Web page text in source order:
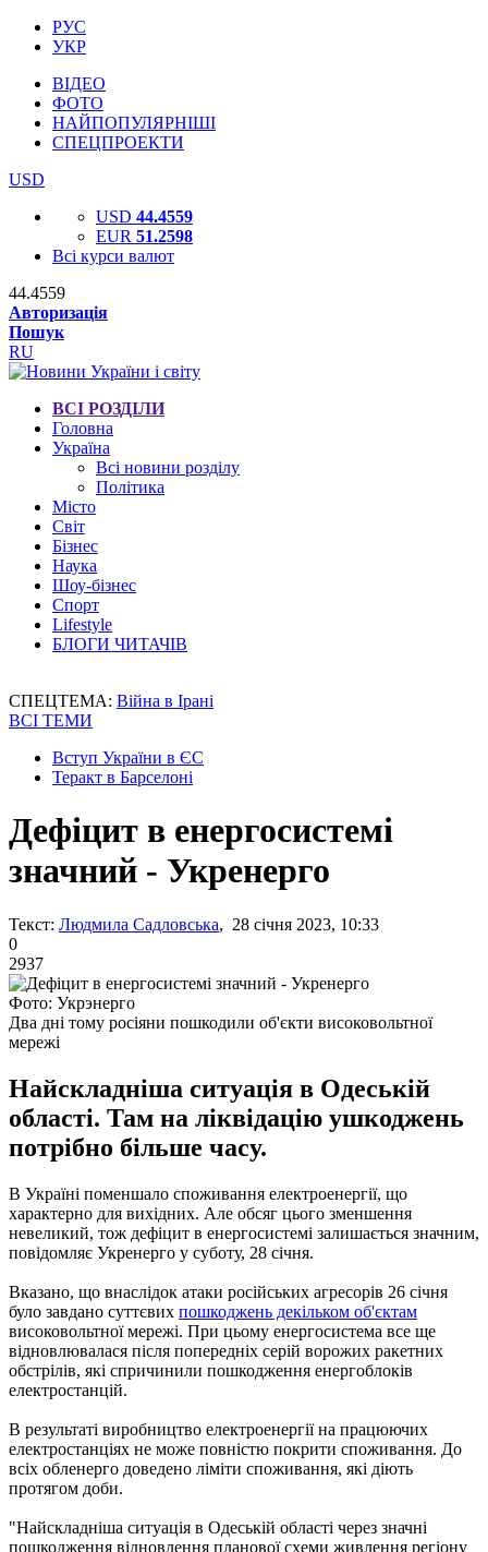
РУС
УКР
ВІДЕО
ФОТО
НАЙПОПУЛЯРНІШІ
СПЕЦПРОЕКТИ
USD
USD 44.4559
EUR 51.2598
Всі курси валют
44.4559
Авторизація
Пошук
RU
ВСІ РОЗДІЛИ
Головна
Україна
Всі новини розділу
Політика
Місто
Світ
Бізнес
Наука
Шоу-бізнес
Спорт
Lifestyle
БЛОГИ ЧИТАЧІВ
СПЕЦТЕМА: Війна в Ірані
ВСІ ТЕМИ
Вступ України в ЄС
Теракт в Барселоні
Дефіцит в енергосистемі
значний - Укренерго
Текст: Людмила Садловська, 28 січня 2023, 10:33
0
2937
Фото: Укрэнерго
Два дні тому росіяни пошкодили об'єкти високовольтної
мережі
Найскладніша ситуація в Одеській
області. Там на ліквідацію ушкоджень
потрібно більше часу.
В Україні поменшало споживання електроенергії, що
характерно для вихідних. Але обсяг цього зменшення
невеликий, тож дефіцит в енергосистемі залишається значним,
повідомляє Укренерго у суботу, 28 січня.
Вказано, що внаслідок атаки російських агресорів 26 січня
було завдано суттєвих пошкоджень декільком об'єктам
високовольтної мережі. При цьому енергосистема все ще
відновлювалася після попередніх серій ворожих ракетних
обстрілів, які спричинили пошкодження енергоблоків
електростанцій.
В результаті виробництво електроенергії на працюючих
електростанціях не може повністю покрити споживання. До
всіх обленерго доведено ліміти споживання, які діють
протягом доби.
"Найскладніша ситуація в Одеській області через значні
пошкодження відновлення планової схеми живлення регіону